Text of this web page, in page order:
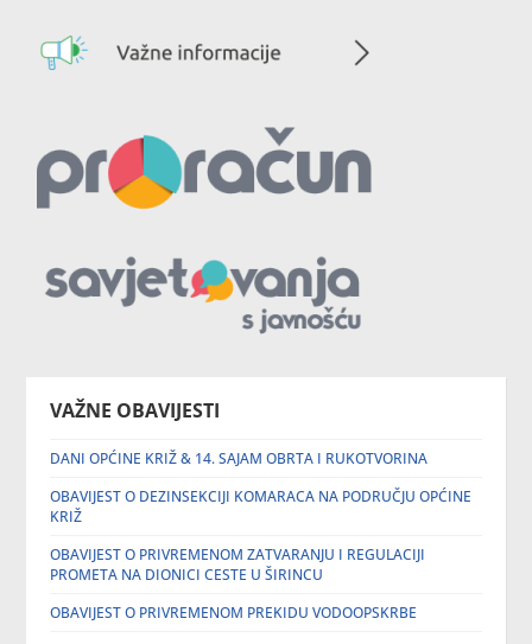
VAŽNE OBAVIJESTI
DANI OPĆINE KRIŽ & 14. SAJAM OBRTA I RUKOTVORINA
OBAVIJEST O DEZINSEKCIJI KOMARACA NA PODRUČJU OPĆINE
KRIŽ
OBAVIJEST O PRIVREMENOM ZATVARANJU I REGULACIJI
PROMETA NA DIONICI CESTE U ŠIRINCU
OBAVIJEST O PRIVREMENOM PREKIDU VODOOPSKRBE